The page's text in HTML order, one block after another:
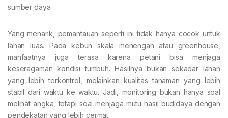
sumber daya.
Yang menarik, pemantauan seperti ini tidak hanya cocok untuk
lahan luas. Pada kebun skala menengah atau greenhouse,
manfaatnya juga terasa karena petani bisa menjaga
keseragaman kondisi tumbuh. Hasilnya bukan sekadar lahan
yang lebih terkontrol, melainkan kualitas tanaman yang lebih
stabil dari waktu ke waktu. Jadi, monitoring bukan hanya soal
melihat angka, tetapi soal menjaga mutu hasil budidaya dengan
pendekatan yang lebih cermat.